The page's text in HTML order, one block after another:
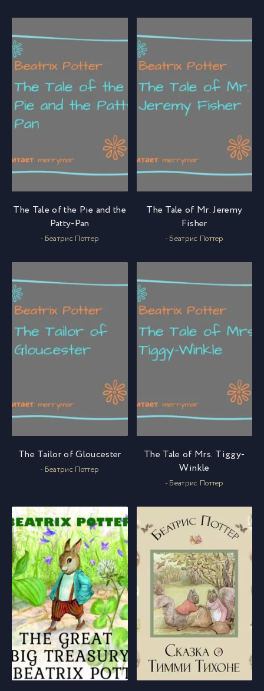
The Tale of the Pie and the
Patty-Pan
- Беатрис Поттер
The Tale of Mr. Jeremy
Fisher
- Беатрис Поттер
The Tailor of Gloucester
- Беатрис Поттер
The Tale of Mrs. Tiggy-
Winkle
- Беатрис Поттер